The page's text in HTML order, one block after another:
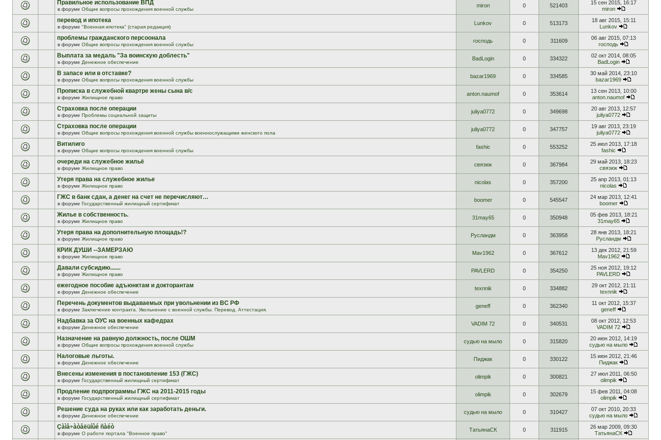
Правильное использование ВПД
в форуме Общие вопросы прохождения военной службы
miron 0 521403
15 сен 2015, 16:17
miron
перевод и ипотека
в форуме "Военная ипотека" (старая редакция)
Lunkov 0 513173
18 авг 2015, 15:11
Lunkov
проблемы гражданского персоонала
в форуме Общие вопросы прохождения военной службы
господь 0 311609
06 авг 2015, 07:13
господь
Выплата за медаль "За воинскую доблесть"
в форуме Денежное обеспечение
BadLogin 0 334322
02 окт 2014, 08:05
BadLogin
В запасе или в отставке?
в форуме Общие вопросы прохождения военной службы
bazar1969 0 334585
30 май 2014, 23:10
bazar1969
Прописка в служебной квартре жены сына в/с
в форуме Жилищное право
anton.naumof 0 353614
13 сен 2013, 10:00
anton.naumof
Страховка после операции
в форуме Проблемы социальной защиты
juliya0772 0 349698
20 авг 2013, 12:57
juliya0772
Страховка после операции
в форуме Общие вопросы прохождения военной службы военнослужащими женского пола
juliya0772 0 347757
19 авг 2013, 23:19
juliya0772
Витилиго
в форуме Общие вопросы прохождения военной службы
fashic 0 553252
25 июл 2013, 17:18
fashic
очереди на служебное жильё
в форуме Жилищное право
связюк 0 367984
29 май 2013, 18:23
связюк
Утеря права на служебное жилье
в форуме Жилищное право
nicolas 0 357200
25 апр 2013, 01:13
nicolas
ГЖС в банк сдан, а денег на счет не перечисляют…
в форуме Государственный жилищный сертификат
boomer 0 545547
24 мар 2013, 12:41
boomer
Жилье в собственность.
в форуме Жилищное право
31may65 0 350948
05 фев 2013, 18:21
31may65
Утеря права на дополнительную площадь!?
в форуме Жилищное право
Русландм 0 363958
28 янв 2013, 18:21
Русландм
КРИК ДУШИ --ЗАМЕРЗАЮ
в форуме Жилищное право
Mav1962 0 367612
13 дек 2012, 21:59
Mav1962
Давали субсидию.......
в форуме Жилищное право
PAVLERD 0 354250
25 ноя 2012, 19:12
PAVLERD
ежегодное пособие адъюнктам и докторантам
в форуме Денежное обеспечение
texnnik 0 334882
29 окт 2012, 21:11
texnnik
Перечень документов выдаваемых при увольнении из ВС РФ
в форуме Заключение контракта. Увольнение с военной службы. Перевод. Аттестация.
geneff 0 362340
11 окт 2012, 15:37
geneff
Надбавка за ОУС на военных кафедрах
в форуме Денежное обеспечение
VADIM 72 0 340531
08 окт 2012, 12:53
VADIM 72
Назначение на равную должность, после ОШМ
в форуме Общие вопросы прохождения военной службы
судью на мыло 0 315820
20 июн 2012, 14:19
судью на мыло
Налоговые льготы.
в форуме Денежное обеспечение
Пиджак 0 330122
15 июн 2012, 21:46
Пиджак
Внесены изменения в постановление 153 (ГЖС)
в форуме Государственный жилищный сертификат
olimpik 0 300821
27 июл 2011, 06:50
olimpik
Продление подпрограммы ГЖС на 2011-2015 годы
в форуме Государственный жилищный сертификат
olimpik 0 302679
15 фев 2011, 04:08
olimpik
Решение суда на руках или как заработать деньги.
в форуме Денежное обеспечение
судью на мыло 0 310427
07 окт 2010, 20:33
судью на мыло
Çàìå÷àòåëüíûé ñàéò
в форуме О работе портала "Военное право"
ТатьянаСК 0 311915
26 мар 2009, 09:30
ТатьянаСК